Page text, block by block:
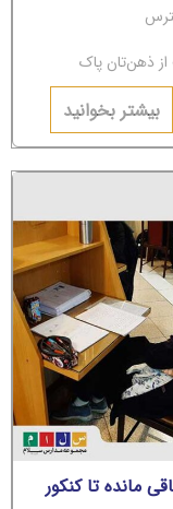
از ذهن‌تان پاک
دچار
بیشتر بخوانید
مانده تا کنکور